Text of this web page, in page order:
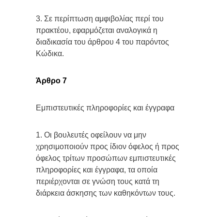
3. Σε περίπτωση αμφιβολίας περί του
πρακτέου, εφαρμόζεται αναλογικά η
διαδικασία του άρθρου 4 του παρόντος
Κώδικα.
Άρθρο 7
Εμπιστευτικές πληροφορίες και έγγραφα
1. Οι βουλευτές οφείλουν να μην
χρησιμοποιούν προς ίδιον όφελος ή προς
όφελος τρίτων προσώπων εμπιστευτικές
πληροφορίες και έγγραφα, τα οποία
περιέρχονται σε γνώση τους κατά τη
διάρκεια άσκησης των καθηκόντων τους.